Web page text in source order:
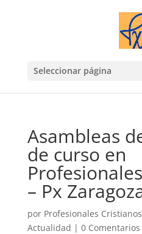
Seleccionar página
Asambleas
de curso en
– Px
por Profesionales Cristianos
Actualidad | 0 Comentarios